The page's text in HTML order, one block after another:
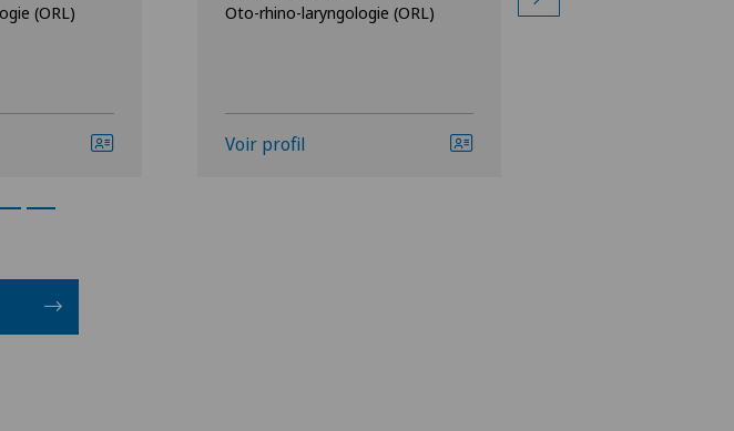
(ORL)
Oto-rhino-laryngologie (ORL)
Voir profil